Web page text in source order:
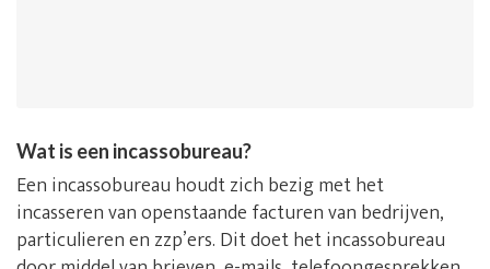
Wat is een incassobureau?
Een incassobureau houdt zich bezig met het
incasseren van openstaande facturen van bedrijven,
particulieren en zzp’ers. Dit doet het incassobureau